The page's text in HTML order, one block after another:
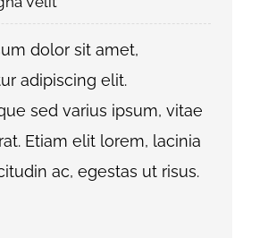
dolor sit amet,
adipiscing elit.
sed varius ipsum, vitae
Etiam elit lorem, lacinia
ac, egestas ut risus.